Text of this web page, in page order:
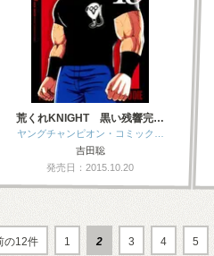
荒くれKNIGHT 黒い残響完…
ヤングチャンピオン・コミック…
吉田聡
発売日：2015.10.20
の12件 1 2 3 4 5